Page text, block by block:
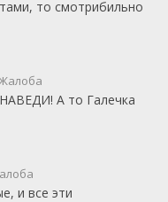
то смотрибильно
А то Галечка
и все эти